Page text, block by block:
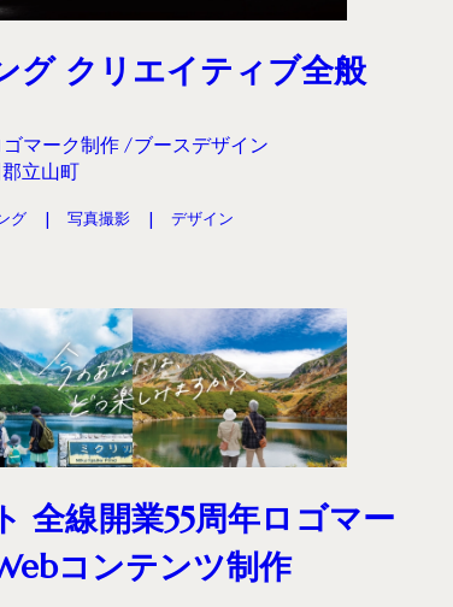
クリエイティブ全般
ゴマーク制作
ブースデザイン
立山町
グ 写真撮影 デザイン
全線開業55周年ロゴマー
コンテンツ制作